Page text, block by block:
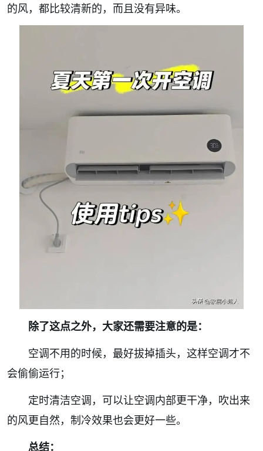
的风，都比较清新的，而且没有异味。
除了这点之外，大家还需要注意的是：
空调不用的时候，最好拔掉插头，这样空调才不
会偷偷运行；
定时清洁空调，可以让空调内部更干净，吹出来
的风更自然，制冷效果也会更好一些。
总结：